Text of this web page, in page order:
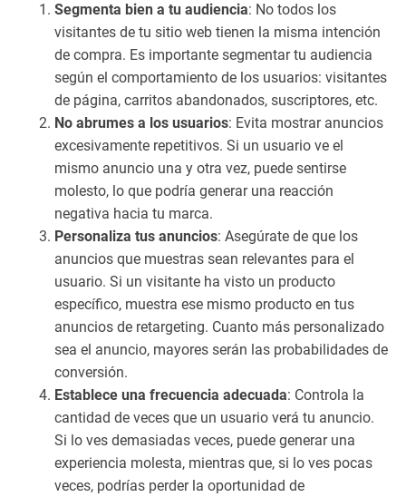
tin
g
en
la
Segmenta bien a tu audiencia: No todos los
visitantes de tu sitio web tienen la misma intención
de compra. Es importante segmentar tu audiencia
según el comportamiento de los usuarios: visitantes
de página, carritos abandonados, suscriptores, etc.
No abrumes a los usuarios: Evita mostrar anuncios
excesivamente repetitivos. Si un usuario ve el
mismo anuncio una y otra vez, puede sentirse
molesto, lo que podría generar una reacción
negativa hacia tu marca.
Personaliza tus anuncios: Asegúrate de que los
anuncios que muestras sean relevantes para el
usuario. Si un visitante ha visto un producto
específico, muestra ese mismo producto en tus
anuncios de retargeting. Cuanto más personalizado
sea el anuncio, mayores serán las probabilidades de
conversión.
Establece una frecuencia adecuada: Controla la
cantidad de veces que un usuario verá tu anuncio.
Si lo ves demasiadas veces, puede generar una
experiencia molesta, mientras que, si lo ves pocas
veces, podrías perder la oportunidad de